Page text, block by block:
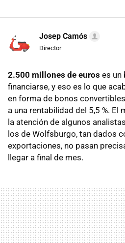
Josep Camós
Director
2.500 millones de euros es un
financiarse, y eso es lo que
en forma de bonos
a una rentabilidad del 5,5 %. El
la atención de algunos
los de Wolfsburgo, tan dados
exportaciones, no pasan
llegar a final de mes.